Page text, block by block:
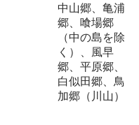
中山郷、亀浦
郷、喰場郷
（中の島を除
く）、風早
郷、平原郷、
白似田郷、鳥
加郷（川山）